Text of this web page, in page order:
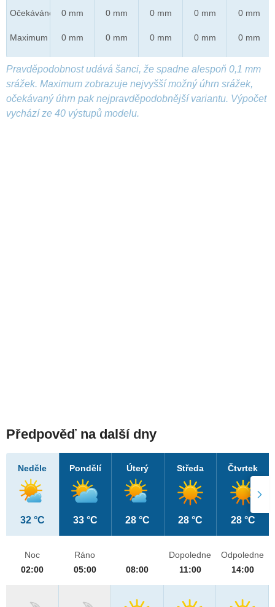
Očekáváno
Maximum
0 mm
0 mm
0 mm
0 mm
0 mm
0 mm
0 mm
0 mm
0 mm
0 mm
Pravděpodobnost udává šanci, že spadne alespoň 0,1 mm
srážek. Maximum zobrazuje nejvyšší možný úhrn srážek,
očekávaný úhrn pak nejpravděpodobnější variantu. Výpočet
vychází ze 40 výstupů modelu.
Předpověď na další dny
Neděle
32 °C
Pondělí
33 °C
Úterý
28 °C
Středa
28 °C
Čtvrtek
28 °C
Noc
02:00
Ráno
05:00
08:00
Dopoledne
11:00
Odpoledne
14:00